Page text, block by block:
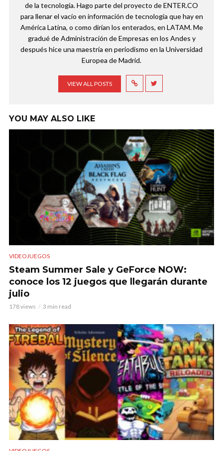
de la tecnología. Hago parte del proyecto de ENTER.CO
para llenar el vacío en información de tecnología que hay en
América Latina, o como dirían los enterados, en LATAM. Me
gradué de Administración de Empresas en los Andes y
después hice una maestría en periodismo en la Universidad
Europea de Madrid.
VIEW ALL POSTS
YOU MAY ALSO LIKE
VIDEOJUEGOS
Steam Summer Sale y GeForce NOW:
conoce los 12 juegos que llegarán durante
julio
178 views 3 min read